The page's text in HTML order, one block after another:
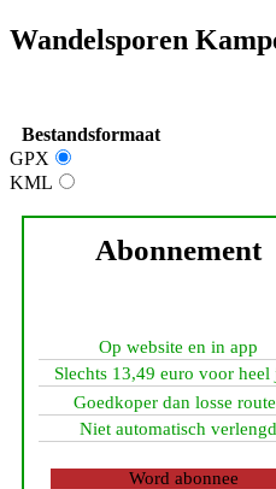
Wandelsporen
Bestandsformaat
GPX
KML
Abonnement
Op website en in app
Slechts 13,49 euro voor heel
Goedkoper dan losse
Niet automatisch verlengd
Word abonnee